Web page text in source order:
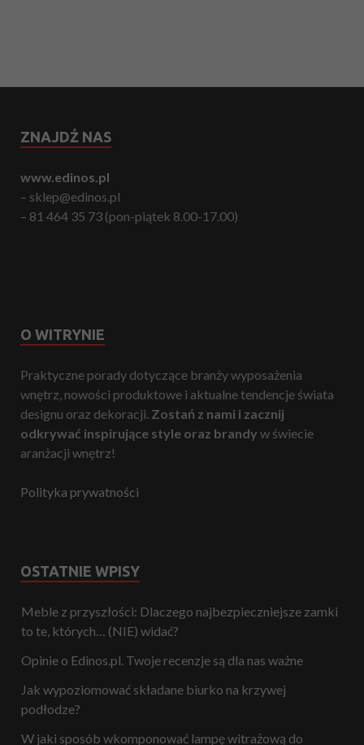
ZNAJDŹ NAS
www.edinos.pl
– sklep@edinos.pl
– 81 464 35 73 (pon-piątek 8.00-17.00)
O WITRYNIE
Praktyczne porady dotyczące branży wyposażenia
wnętrz, nowości produktowe i aktualne tendencje świata
designu oraz dekoracji. Zostań z nami i zacznij
odkrywać inspirujące style oraz brandy w świecie
aranżacji wnętrz!
Polityka prywatności
OSTATNIE WPISY
Meble z przyszłości: Dlaczego najbezpieczniejsze zamki
to te, których… (NIE) widać?
Opinie o Edinos.pl. Twoje recenzje są dla nas ważne
Jak wypoziomować składane biurko na krzywej
podłodze?
W jaki sposób wkomponować lampę witrażową do